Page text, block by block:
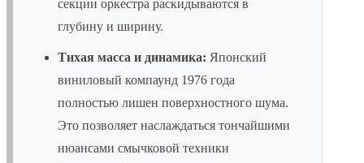
секции оркестра раскидываются в
глубину и ширину.
Тихая масса и динамика: Японский
виниловый компаунд 1976 года
полностью лишен поверхностного шума.
Это позволяет наслаждаться тончайшими
нюансами смычковой техники